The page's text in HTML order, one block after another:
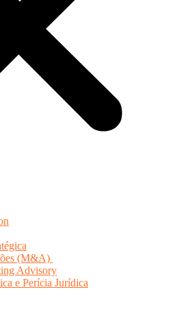
(M&A)
Advisory
e Perícia Jurídica